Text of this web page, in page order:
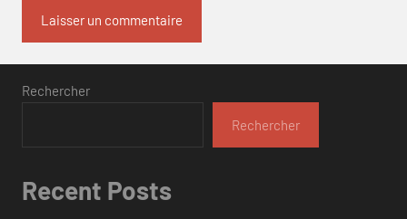
Rechercher
Rechercher
Recent Posts